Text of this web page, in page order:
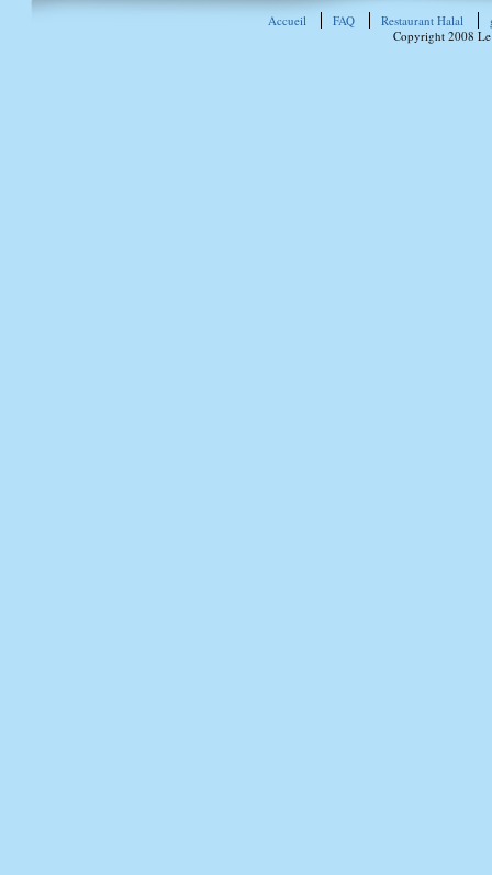
Accueil FAQ Restaurant Halal
Copyright 2008